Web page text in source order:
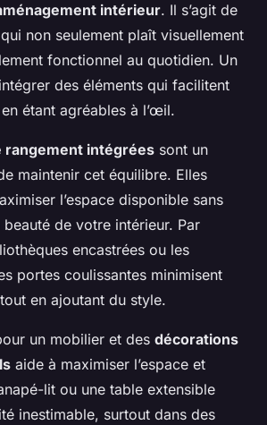
intérieur. Il s’agit de
non seulement plaît visuellement
fonctionnel au quotidien. Un
des éléments qui facilitent
étant agréables à l’œil.
rangement intégrées sont un
maintenir cet équilibre. Elles
l’espace disponible sans
de votre intérieur. Par
encastrées ou les
portes coulissantes minimisent
en ajoutant du style.
un mobilier et des décorations
aide à maximiser l’espace et
lit ou une table extensible
inestimable, surtout dans des